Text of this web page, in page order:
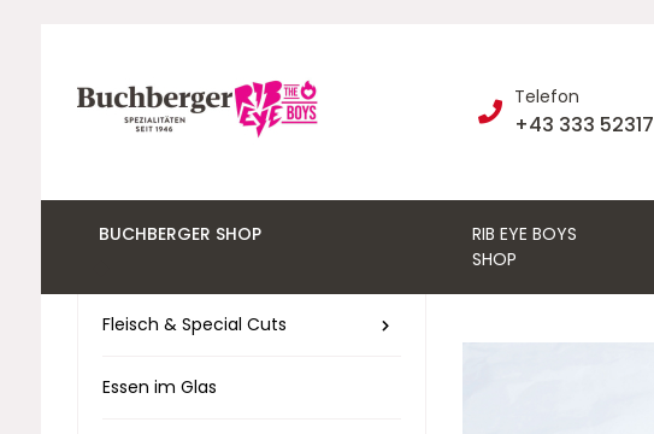
Telefon
+43 333 52317
BUCHBERGER SHOP
RIB EYE BOYS
SHOP
Fleisch & Special Cuts
Essen im Glas